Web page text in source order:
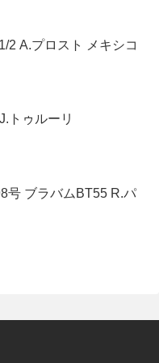
2 A.プロスト メキシコ
トゥルーリ
号 ブラバムBT55 R.パ